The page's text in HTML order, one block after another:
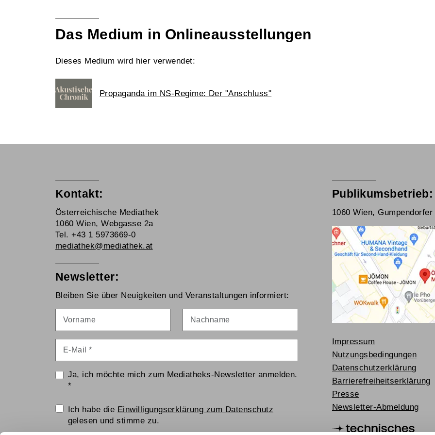
Das Medium in Onlineausstellungen
Dieses Medium wird hier verwendet:
Propaganda im NS-Regime: Der "Anschluss"
Kontakt:
Österreichische Mediathek
1060 Wien, Webgasse 2a
Tel. +43 1 5973669-0
mediathek@mediathek.at
Newsletter:
Bleiben Sie über Neuigkeiten und Veranstaltungen informiert:
Ja, ich möchte mich zum Mediatheks-Newsletter anmelden.
*
Einwilligungserklärung
Ich habe die Einwilligungserklärung zum Datenschutz
gelesen und stimme zu.
Publikumsbetrieb:
1060 Wien,
Impressum
Nutzungsbedingungen
Datenschutzerklärung
Barrierefreiheitserklärung
Presse
Newsletter-Abmeldung